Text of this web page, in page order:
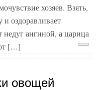
хозяев. Взять,
оздоравливает
ангиной, а царица
от […]
овощей